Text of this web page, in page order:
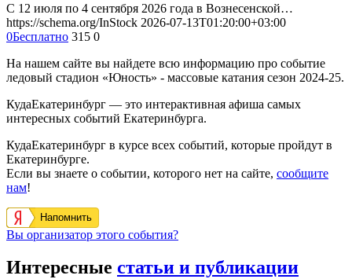
С 12 июля по 4 сентября 2026 года в Вознесенской…
https://schema.org/InStock 2026-07-13T01:20:00+03:00
0Бесплатно 315 0
На нашем сайте вы найдете всю информацию про событие
ледовый стадион «Юность» - массовые катания сезон 2024-25.
КудаЕкатеринбург — это интерактивная афиша самых
интересных событий Екатеринбурга.
КудаЕкатеринбург в курсе всех событий, которые пройдут в
Екатеринбурге.
Если вы знаете о событии, которого нет на сайте, сообщите
нам!
Напомнить
Вы организатор этого события?
Интересные статьи и публикации